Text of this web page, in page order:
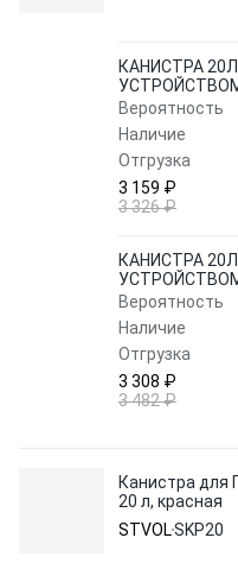
КАНИСТРА
УСТРОЙСТВОМ
Вероятность
Наличие
Отгрузка
3 159 ₽
3 326 ₽
КАНИСТРА
УСТРОЙСТВОМ
Вероятность
Наличие
Отгрузка
3 308 ₽
3 482 ₽
Канистра для
20 л, красная
STVOLSKP20